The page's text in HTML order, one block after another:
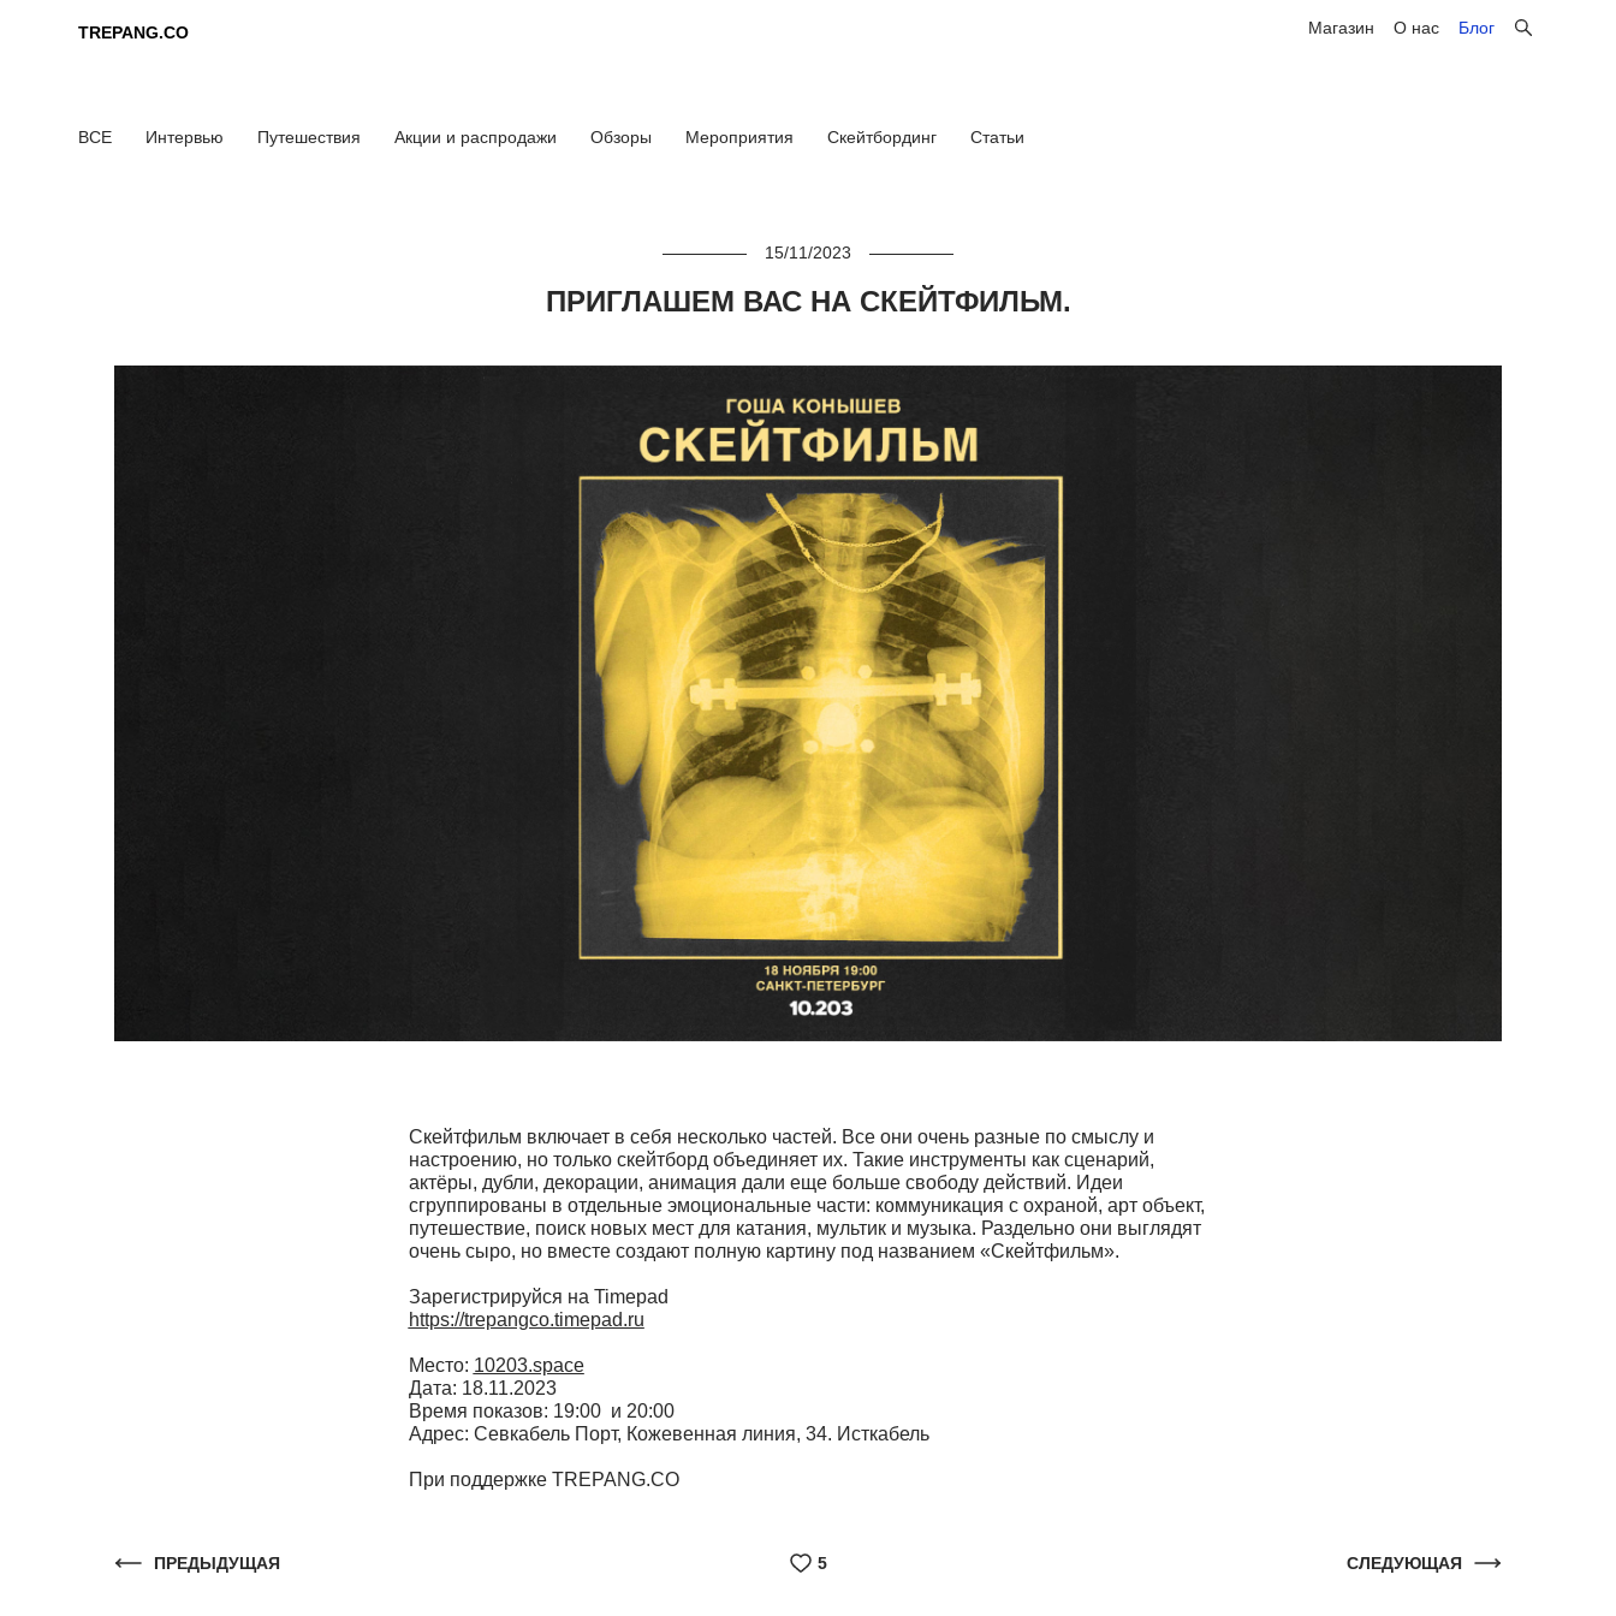
TREPANG.CO Магазин О нас Блог
TREPANG.CO Магазин О нас Блог
ВСЕ Интервью Путешествия Акции и распродажи Обзоры Мероприятия Скейтбординг Статьи
15/11/2023
ПРИГЛАШЕМ ВАС НА СКЕЙТФИЛЬМ.
Скейтфильм включает в себя несколько частей. Все они очень разные по смыслу и
настроению, но только скейтборд объединяет их. Такие инструменты как сценарий,
актёры, дубли, декорации, анимация дали еще больше свободу действий. Идеи
сгруппированы в отдельные эмоциональные части: коммуникация с охраной, арт объект,
путешествие, поиск новых мест для катания, мультик и музыка. Раздельно они выглядят
очень сыро, но вместе создают полную картину под названием «Скейтфильм».
Зарегистрируйся на Timepad
https://trepangco.timepad.ru
Место: 10203.space
Дата: 18.11.2023
Время показов: 19:00 и 20:00
Адрес: Севкабель Порт, Кожевенная линия, 34. Исткабель
При поддержке TREPANG.CO
5
ПРЕДЫДУЩАЯ СЛЕДУЮЩАЯ